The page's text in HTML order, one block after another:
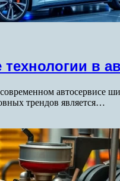
в
автосервисе
трендов является…